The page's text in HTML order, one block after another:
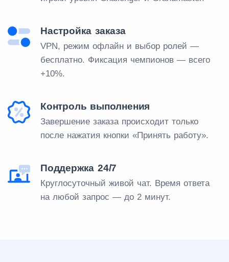
Настройка заказа
VPN, режим офлайн и выбор ролей —
бесплатно. Фиксация чемпионов — всего
+10%.
Контроль выполнения
Завершение заказа происходит только
после нажатия кнопки «Принять работу».
Поддержка 24/7
Круглосуточный живой чат. Время ответа
на любой запрос — до 2 минут.